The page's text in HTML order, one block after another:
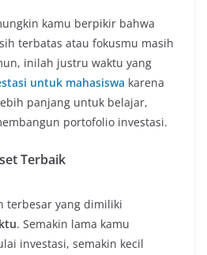
kamu berpikir bahwa
terbatas atau fokusmu masih
inilah justru waktu yang
untuk mahasiswa karena
panjang untuk belajar,
portofolio investasi.
Terbaik
terbesar yang dimiliki
. Semakin lama kamu
investasi, semakin kecil